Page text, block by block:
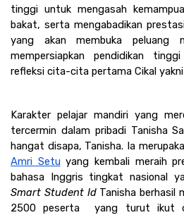
tinggi untuk mengasah
bakat, serta mengabadikan
yang akan membuka peluang
mempersiapkan pendidikan
refleksi cita-cita pertama Cikal
Karakter pelajar mandiri yang
tercermin dalam pribadi Tanisha
hangat disapa, Tanisha. Ia
Amri Setu yang kembali meraih
Smart Student Id Tanisha berhasil
2500 peserta  yang turut ikut